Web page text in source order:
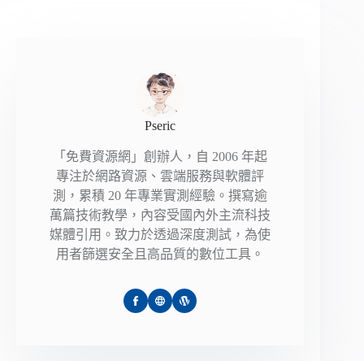
Pseric
「免費資源網」創辦人，自 2006 年起
專注於網路資源、雲端服務與軟體評
測，累積 20 年專業實測經驗。撰寫逾
萬篇技術教學，內容受國內外主流科技
媒體引用。致力於透過深度測試，為使
用者篩選安全且高品質的數位工具。